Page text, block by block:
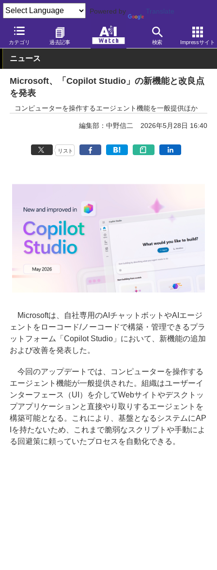
Powered by Translate
カテゴリ 過去記事 検索 Impressサイト
AI Watch AI活用 ビジネス・業務
ニュース
Microsoft、「Copilot Studio」の新機能と改良点
を発表
コンピューターを操作するエージェント機能を一般提供ほか
編集部：中野信二 2026年5月28日 16:40
リスト
Microsoftは、自社専用のAIチャットボットやAIエージ
ェントをローコード/ノーコードで構築・管理できるプラ
ットフォーム「Copilot Studio」において、新機能の追加
および改善を発表した。
今回のアップデートでは、コンピューターを操作する
エージェント機能が一般提供された。組織はユーザーイ
ンターフェース（UI）を介してWebサイトやデスクトッ
プアプリケーションと直接やり取りするエージェントを
構築可能となる。これにより、基盤となるシステムにAP
Iを持たないため、これまで脆弱なスクリプトや手動によ
る回避策に頼っていたプロセスを自動化できる。